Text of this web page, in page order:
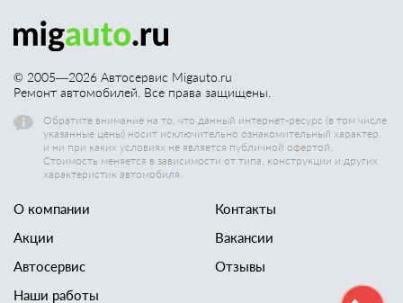
© 2005—2026 Автосервис Migauto.ru
Ремонт автомобилей. Все права защищены.
Обратите внимание на то, что данный интернет-ресурс (в том числе
указанные цены) носит исключительно ознакомительный характер,
и ни при каких условиях не является публичной офертой.
Стоимость меняется в зависимости от типа, конструкции и других
характеристик автомобиля.
О компании
Акции
Автосервис
Наши работы
Контакты
Вакансии
Отзывы